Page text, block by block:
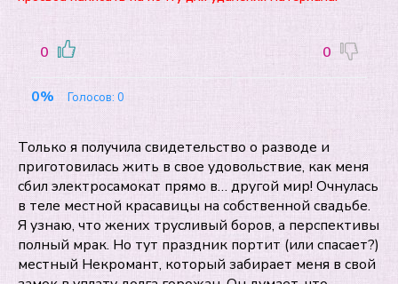
0 0
0% Голосов: 0
Только я получила свидетельство о разводе и
приготовилась жить в свое удовольствие, как меня
сбил электросамокат прямо в… другой мир! Очнулась
в теле местной красавицы на собственной свадьбе.
Я узнаю, что жених трусливый боров, а перспективы
полный мрак. Но тут праздник портит (или спасает?)
местный Некромант, который забирает меня в свой